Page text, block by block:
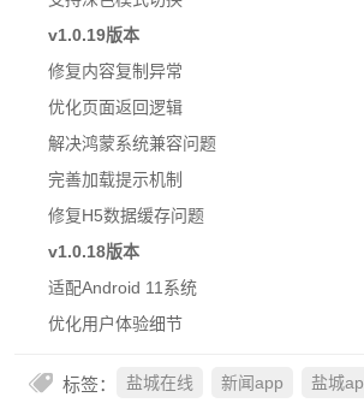
v1.0.19版本
修复内容复制异常
优化页面返回逻辑
解决鸿蒙系统兼容问题
完善加载提示机制
修复H5数据缓存问题
v1.0.18版本
适配Android 11系统
优化用户体验细节
标签： 盐城在线 新闻app 盐城